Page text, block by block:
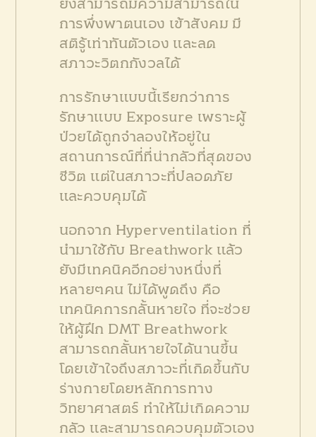
ยังสามารถมีความสามารถใน
การพึ่งพาตนเอง เข้าสังคม มี
สติรู้เท่าทันตัวเอง และลด
สภาวะวิตกกังวลได้
การรักษาแบบนี้เรียกว่าการ
รักษาแบบ Exposure เพราะผู้
ป่วยได้ถูกจำลองให้อยู่ใน
สถานการณ์ที่ที่น่ากลัวที่สุดของ
ชีวิต แต่ในสภาวะที่ปลอดภัย
และควบคุมได้
นอกจาก Hyperventilation ที่
นำมาใช้กับ Breathwork แล้ว
ยังมีเทคนิคอีกอย่างหนึ่งที่
หลายๆคน ไม่ได้พูดถึง คือ
เทคนิคการกลั้นหายใจ ที่จะช่วย
ให้ผู้ฝึก DMT Breathwork
สามารถกลั้นหายใจได้นานขึ้น
โดยเข้าใจถึงสภาวะที่เกิดขึ้นกับ
ร่างกายโดยหลักการทาง
วิทยาศาสตร์ ทำให้ไม่เกิดความ
กลัว และสามารถควบคุมตัวเอง